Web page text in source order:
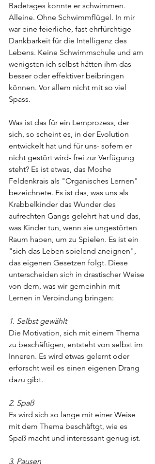
Badetages konnte er schwimmen.
Alleine. Ohne Schwimmflügel. In mir
war eine feierliche, fast ehrfürchtige
Dankbarkeit für die Intelligenz des
Lebens. Keine Schwimmschule und am
wenigsten ich selbst hätten ihm das
besser oder effektiver beibringen
können. Vor allem nicht mit so viel
Spass.
Was ist das für ein Lernprozess, der
sich, so scheint es, in der Evolution
entwickelt hat und für uns- sofern er
nicht gestört wird- frei zur Verfügung
steht? Es ist etwas, das Moshe
Feldenkrais als "Organisches Lernen"
bezeichnete. Es ist das, was uns als
Krabbelkinder das Wunder des
aufrechten Gangs gelehrt hat und das,
was Kinder tun, wenn sie ungestörten
Raum haben, um zu Spielen. Es ist ein
"sich das Leben spielend aneignen",
das eigenen Gesetzen folgt. Diese
unterscheiden sich in drastischer Weise
von dem, was wir gemeinhin mit
Lernen in Verbindung bringen:
1. Selbst gewählt
Die Motivation, sich mit einem Thema
zu beschäftigen, entsteht von selbst im
Inneren. Es wird etwas gelernt oder
erforscht weil es einen eigenen Drang
dazu gibt.
2. Spaß
Es wird sich so lange mit einer Weise
mit dem Thema beschäftgt, wie es
Spaß macht und interessant genug ist.
3. Pausen